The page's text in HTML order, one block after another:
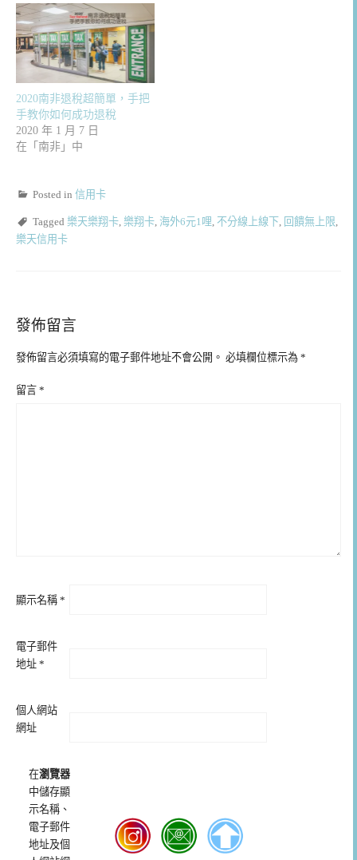
2020南非退稅超簡單，手把
手教你如何成功退稅
2020 年 1 月 7 日
在「南非」中
Posted in 信用卡
Tagged 樂天樂翔卡 樂翔卡 海外6元1哩 不分線上線下 回饋無上限
樂天信用卡
發佈留言
發佈留言必須填寫的電子郵件地址不會公開。 必填欄位標示為 *
留言 *
顯示名稱 *
電子郵件
地址 *
個人網站
網址
在瀏覽器
中儲存顯
示名稱、
電子郵件
地址及個